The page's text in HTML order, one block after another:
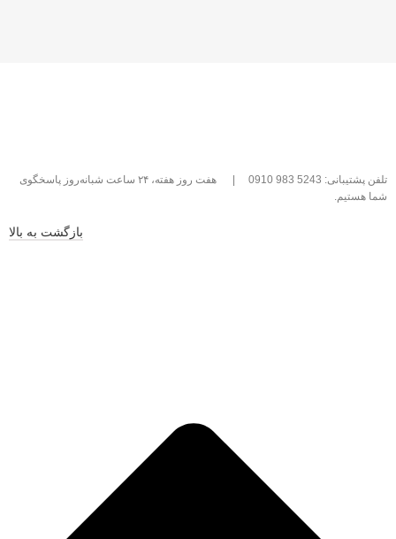
تلفن پشتیبانی: 5243 983 0910
هفت روز هفته، ۲۴ ساعت شبانه‌روز پاسخگوی
شما هستیم.
بازگشت به بالا